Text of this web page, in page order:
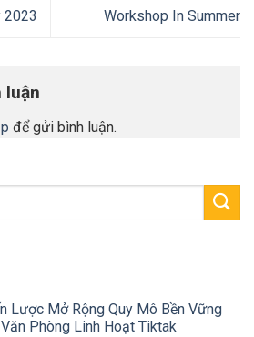
2023 Workshop In Summer
luận
để gửi bình luận.
Lược Mở Rộng Quy Mô Bền Vững
Phòng Linh Hoạt Tiktak